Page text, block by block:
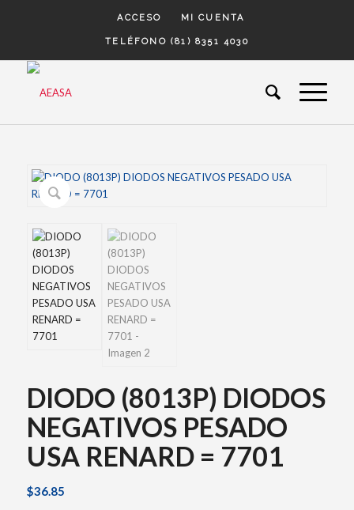
ACCESO MI CUENTA
TELÉFONO (81) 8351 4030
DIODO (8013P) DIODOS
NEGATIVOS PESADO
USA RENARD = 7701
$36.85